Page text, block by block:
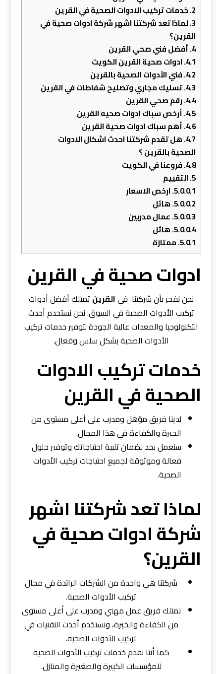
2. خدمات تركيب الادوات الصحية في القرين
3. لماذا تعد شركتنا اشهر شركة ادوات صحية في
القرين؟
4. أفضل فني صحي القرين
4.1. ادوات صحية القرين الكويت
4.2. فني الأدوات الصحية بالقرين
4.3. تسليك مجاري وتصليح شفاطات في القرين
4.4. رقم صحي القرين
4.5. أرخص سباك ادوات صحيه القرين
4.6. أهم سباك ادوات صحية القرين
4.7. هل تقدم شركتنا احدث اشكال الادوات
الصحية بالقرين ؟
4.8. فروعنا في الكويت
5. التقييم
5.0.0.1. ارخص الاسعار
5.0.0.2. هائل
5.0.0.3. عمال مدربين
5.0.0.4. هائل
5.0.1. ممتازة
ادوات صحية في القرين
نحن نفخر بأن شركتنا فيالقرين تمتلك أفضل أدوات
تركيب الأدوات الصحية في السوق. نحن نستخدم أحدث
التكنولوجيا والمعدات عالية الجودة لتوفير خدمات تركيب
الأدوات الصحية بشكل سلس وفعال.
خدمات تركيب الادوات
الصحية في القرين
لدينا فريق مؤهل ومدرب على أعلى مستوى من
الخبرة والكفاءة في هذا المجال.
سنعمل بجد لضمان تلبية احتياجاتك وتوفير حلول
فعالة وموثوقة لجميع احتياجات تركيب الأدوات
الصحية.
لماذا تعد شركتنا اشهر
شركة ادوات صحية في
القرين؟
شركتنا هي واحدة من الشركات الرائدة في مجال
تركيب الأدوات الصحية.
نمتلك فريق عمل مهني ومدرب على أعلى مستوى
من الكفاءة والخبرة، ونستخدم أحدث التقنيات في
تركيب الأدوات الصحية.
كما أننا نقدم خدمات تركيب الأدوات الصحية
للمؤسسات الكبيرة والصغيرة والمنازل.